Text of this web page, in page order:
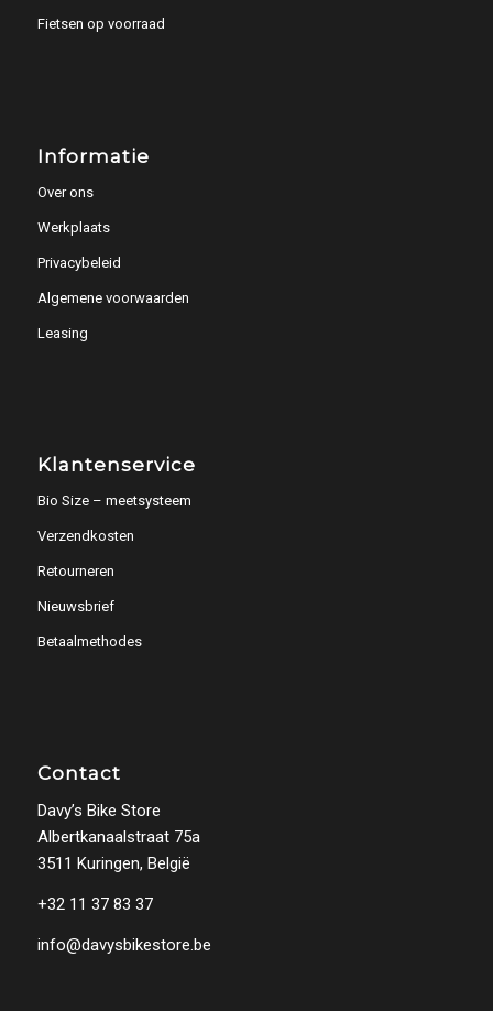
Fietsen op voorraad
Informatie
Over ons
Werkplaats
Privacybeleid
Algemene voorwaarden
Leasing
Klantenservice
Bio Size – meetsysteem
Verzendkosten
Retourneren
Nieuwsbrief
Betaalmethodes
Contact
Davy’s Bike Store
Albertkanaalstraat 75a
3511 Kuringen, België
+32 11 37 83 37
info@davysbikestore.be